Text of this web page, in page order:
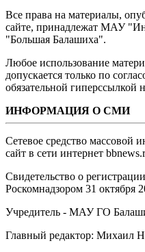
Все права на материалы,
сайте, принадлежат МАУ
"Большая Балашиха".
Любое использование
допускается только по
обязательной гиперссылкой
ИНФОРМАЦИЯ О СМИ
Сетевое средство
сайт в сети интернет
Свидетельство о
Роскомнадзором 31 октября
Учредитель - МАУ ГО
Главный редактор: Михаил